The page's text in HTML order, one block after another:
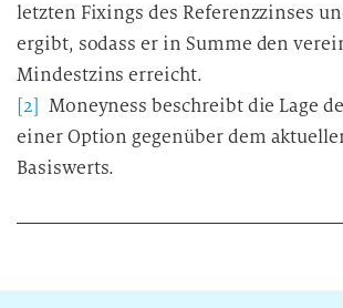
letzten Fixings des Referenzzinses
ergibt, sodass er in Summe den
Mindestzins erreicht.
[2] Moneyness beschreibt die Lage
einer Option gegenüber dem
Basiswerts.